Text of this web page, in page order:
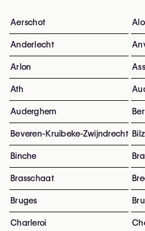
Aerschot
Anderlecht
Arlon
Ath
Auderghem
Beveren-Kruibeke-Zwijndrecht
Binche
Brasschaat
Bruges
Charleroi